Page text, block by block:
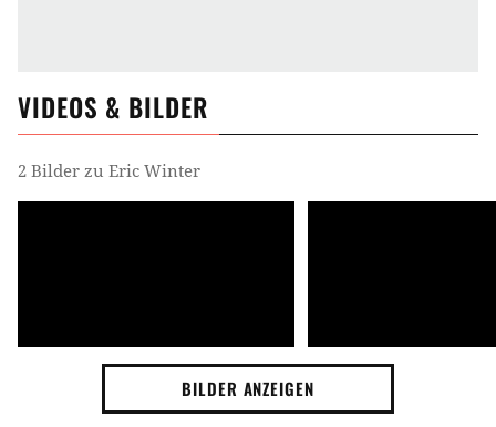
VIDEOS & BILDER
2 Bilder zu Eric Winter
BILDER ANZEIGEN